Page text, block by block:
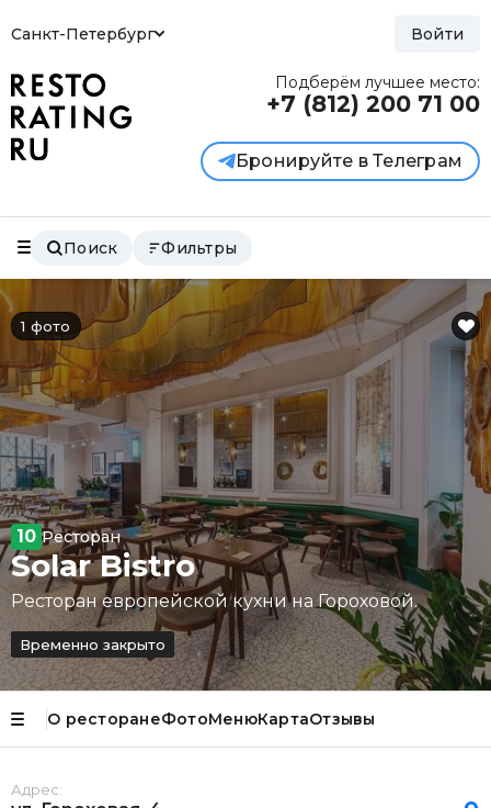
Санкт-Петербург Войти
Подберём лучшее место:
+7 (812) 200 71 00
Бронируйте в Телеграм
Поиск Фильтры
1 фото
10 Ресторан
Solar Bistro
Ресторан европейской кухни на Гороховой.
Временно закрыто
О ресторанеФотоМенюКартаОтзывы
Адрес: